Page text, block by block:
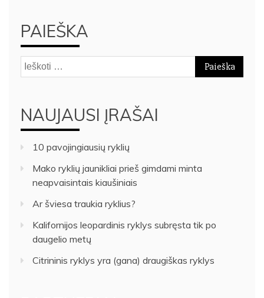
PAIEŠKA
Ieškoti:
NAUJAUSI ĮRAŠAI
10 pavojingiausių ryklių
Mako ryklių jaunikliai prieš gimdami minta
neapvaisintais kiaušiniais
Ar šviesa traukia ryklius?
Kalifornijos leopardinis ryklys subręsta tik po
daugelio metų
Citrininis ryklys yra (gana) draugiškas ryklys